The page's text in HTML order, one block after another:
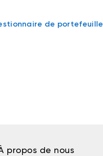
de portefeuille
propos de nous